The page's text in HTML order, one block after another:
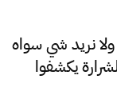
نريد شي سواه
يكشفوا